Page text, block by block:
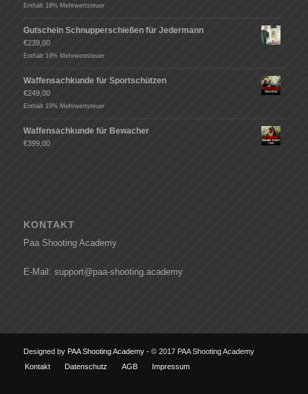
Enthält 19% Mehrwertsteuer
Gutschein Schnupperschießen für Jedermann
€239,00
Enthält 19% Mehrwertsteuer
Waffensachkunde für Sportschützen
€249,00
Enthält 19% Mehrwertsteuer
Waffensachkunde für Bewacher
€399,00
KONTAKT
Paa Shooting Academy
E-Mail: support@paa-shooting.academy
Designed by PAA Shooting Academy- © 2017 PAA Shooting Academy
Kontakt
Datenschutz AGB Impressum